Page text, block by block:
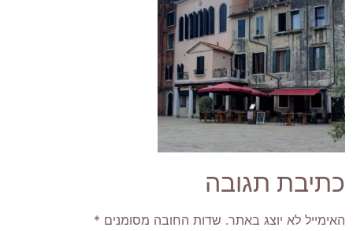
כתיבת תגובה
האימייל לא יוצג באתר. שדות החובה מסומנים *